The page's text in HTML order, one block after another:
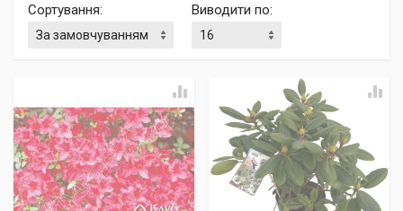
Сортування: Виводити по: